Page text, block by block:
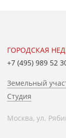
ГОРОДСКАЯ
+7 (495) 989 52
Земельный
Студия
Москва, ул.